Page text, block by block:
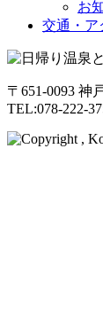
お
交通・ア
〒651-0093 神
TEL:078-222-